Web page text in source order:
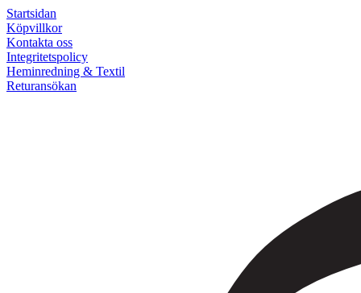
Startsidan
Köpvillkor
Kontakta oss
Integritetspolicy
Heminredning & Textil
Returansökan